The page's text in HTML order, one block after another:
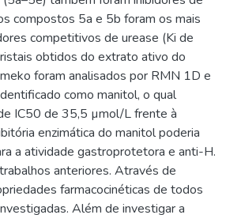
compostos 5a e 5b foram os mais
competitivos de urease (Ki de
obtidos do extrato ativo do
foram analisados por RMN 1D e
como manitol, o qual
IC50 de 35,5 µmol/L frente à
enzimática do manitol poderia
a atividade gastroprotetora e anti-H.
anteriores. Através de
farmacocinéticas de todos
Além de investigar a